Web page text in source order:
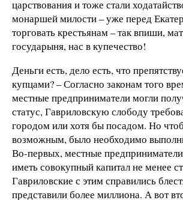
царствования и тоже стали
монаршей милости – уже перед
торговать крестьянам – так впиши,
государыня, нас в купечество!
Деньги есть, дело есть, что
купцами? – Согласно законам того
местные предприниматели могли
статус, Гавриловскую слободу
городом или хотя бы посадом. Но
возможным, было необходимо
Во-первых, местные
иметь совокупный капитал не менее
Гавриловские с этим справились
представили более миллиона. А вот